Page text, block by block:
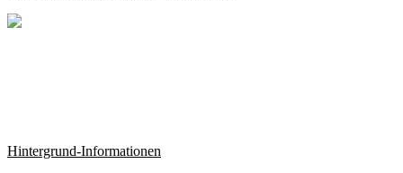
Hintergrund-Informationen